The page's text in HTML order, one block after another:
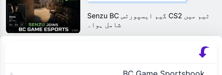
Senzu BC گیم ایسپورٹس CS2 ٹیم میں
شامل ہوا۔